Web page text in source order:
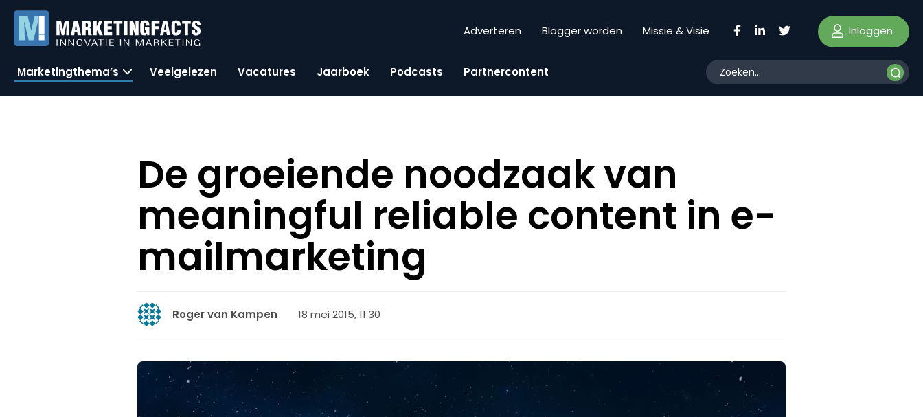
Adverteren Blogger worden Missie & Visie Inloggen
Marketingthema’s Veelgelezen Vacatures Jaarboek Podcasts Partnercontent
De groeiende noodzaak van
meaningful reliable content in e-
mailmarketing
Roger van Kampen 18 mei 2015, 11:30